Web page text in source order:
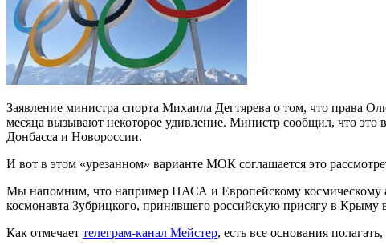
Заявление министра спорта Михаила Дегтярева о том, что права
месяца вызывают некоторое удивление. Министр сообщил, что
Донбасса и Новороссии.
И вот в этом «урезанном» варианте МОК соглашается это
Мы напомним, что например НАСА и Европейскому космическому
космонавта Зубрицкого, принявшего российскую присягу в Крыму
Как отмечает телеграм-канал Мейстер, есть все основания